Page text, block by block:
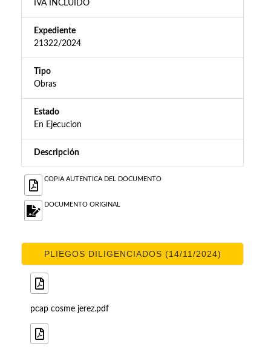
IVA INCLUIDO
Expediente
21322/2024
Tipo
Obras
Estado
En Ejecucion
Descripción
COPIA AUTENTICA DEL DOCUMENTO
DOCUMENTO ORIGINAL
PLIEGOS DILIGENCIADOS (14/11/2024)
pcap cosme jerez.pdf